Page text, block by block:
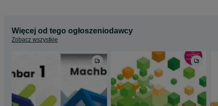
Więcej od tego ogłoszeniodawcy
Zobacz wszystkie